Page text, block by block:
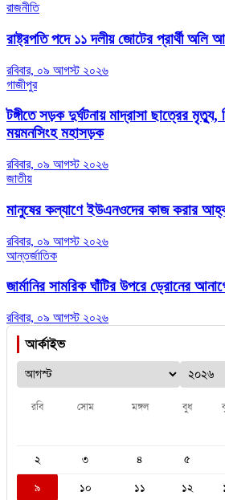
রাজনীতি
রাষ্ট্রপতি পদে ১১ দলীয় জোটের প্রার্থী অলি
রবিবার, ০৯ আগস্ট ২০২৬
গাজীপুর
টঙ্গীতে সড়ক দুর্ঘটনায় মাদ্রাসা ছাত্রের
ময়মনসিংহ মহাসড়ক
রবিবার, ০৯ আগস্ট ২০২৬
জাতীয়
মানুষের কল্যাণে ইউএনওদের কাজ করার
রবিবার, ০৯ আগস্ট ২০২৬
আন্তর্জাতিক
জার্মানির সামরিক ঘাঁটির উপরে ড্রোনের
রবিবার, ০৯ আগস্ট ২০২৬
আর্কাইভ
রবি সোম মঙ্গল বুধ
২
৩ ৪ ৫
৯
১০ ১১ ১২